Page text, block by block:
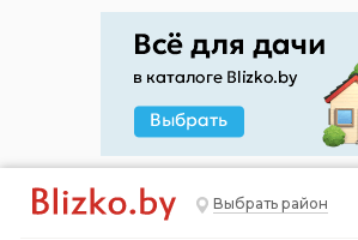
Выбрать район